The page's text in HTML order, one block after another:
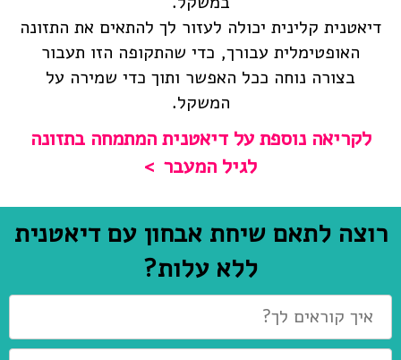
דיאטנית קלינית יכולה לעזור לך להתאים את התזונה
האופטימלית עבורך, כדי שהתקופה הזו תעבור
בצורה נוחה ככל האפשר ותוך כדי שמירה על
המשקל.
לקריאה נוספת על דיאטנית המתמחה בתזונה
לגיל המעבר
רוצה לתאם שיחת אבחון עם דיאטנית
ללא עלות?